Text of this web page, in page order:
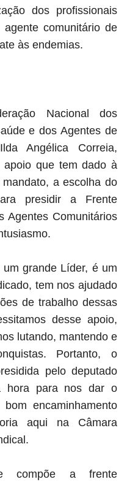
dos profissionais
comunitário de
às endemias.
Nacional dos
e dos Agentes de
Angélica Correia,
que tem dado à
a escolha do
presidir a Frente
Agentes Comunitários
grande Líder, é um
tem nos ajudado
de trabalho dessas
desse apoio,
lutando, mantendo e
Portanto, o
pelo deputado
hora para nos dar o
encaminhamento
aqui na Câmara
compõe a frente